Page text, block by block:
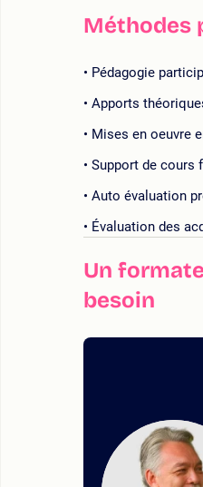
Méthodes
Pédagogie
Apports
Mises en oeuvre
Support de cours
Auto évaluation
Évaluation des
Un
besoin